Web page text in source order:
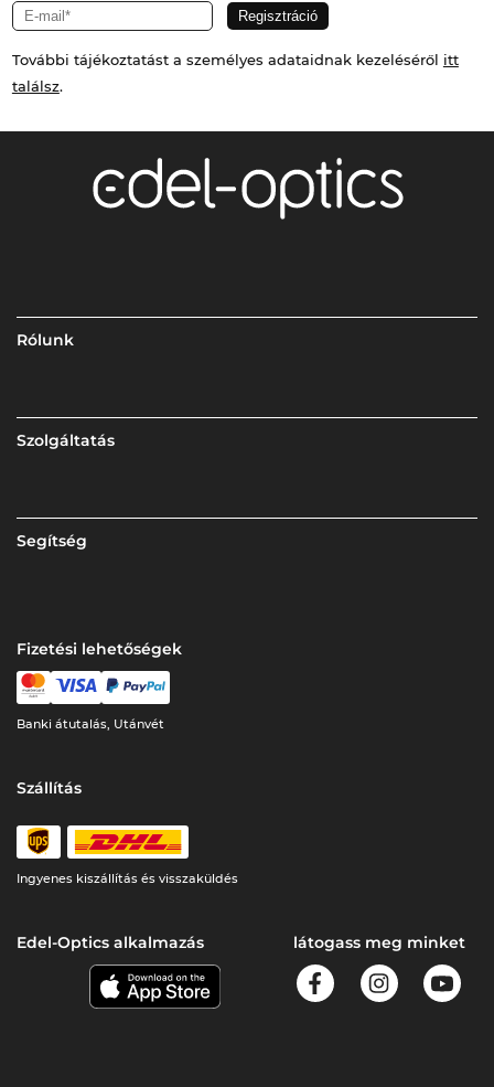
További tájékoztatást a személyes adataidnak kezeléséről itt
találsz.
Rólunk
Szolgáltatás
Segítség
Fizetési lehetőségek
Banki átutalás, Utánvét
Szállítás
Ingyenes kiszállítás és visszaküldés
Edel-Optics alkalmazás látogass meg minket